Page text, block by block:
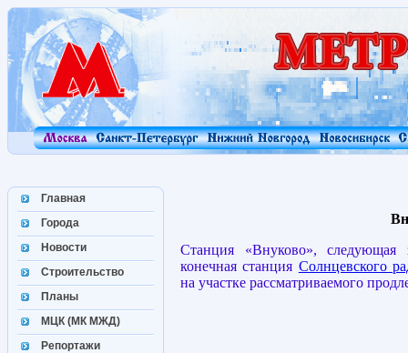
Главная
Города
Новости
Строительство
Планы
МЦК (МК МЖД)
Репортажи
Станция «Внуково», следующая
конечная станция Солнцевского
на участке рассматриваемого